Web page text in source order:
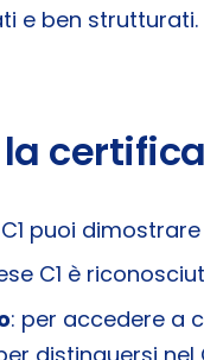
e ben strutturati.
puoi
C1 è
: per accedere a
distinguersi